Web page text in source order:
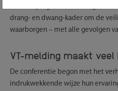
drang- en dwang-kader om de
waarborgen – met alle gevolgen
VT-melding maakt veel
De conferentie begon met het
indrukwekkende wijze hun